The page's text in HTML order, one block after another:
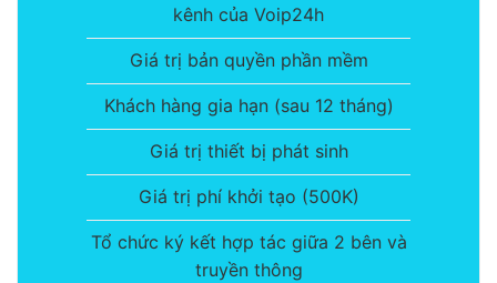
kênh của Voip24h
Giá trị bản quyền phần mềm
Khách hàng gia hạn (sau 12 tháng)
Giá trị thiết bị phát sinh
Giá trị phí khởi tạo (500K)
Tổ chức ký kết hợp tác giữa 2 bên và
truyền thông